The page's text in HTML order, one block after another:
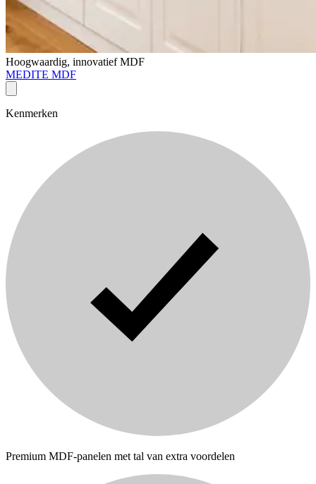
Hoogwaardig, innovatief MDF
MEDITE MDF
Kenmerken
Premium MDF-panelen met tal van extra voordelen